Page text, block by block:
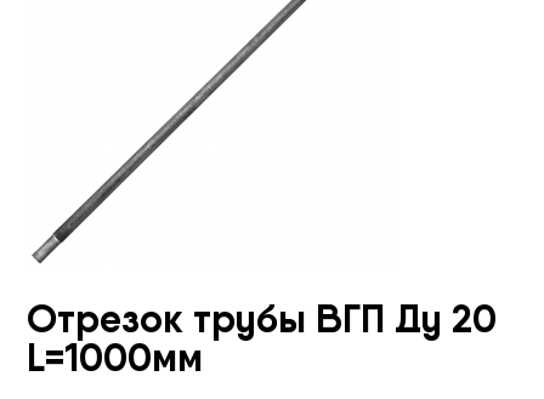
Отрезок трубы ВГП Ду 20
L=1000мм